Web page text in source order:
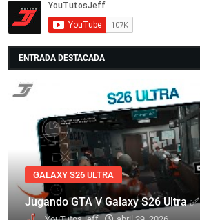
ENTRADA DESTACADA
GALAXY S26 ULTRA
Jugando GTA V Galaxy S26 Ultra ✅